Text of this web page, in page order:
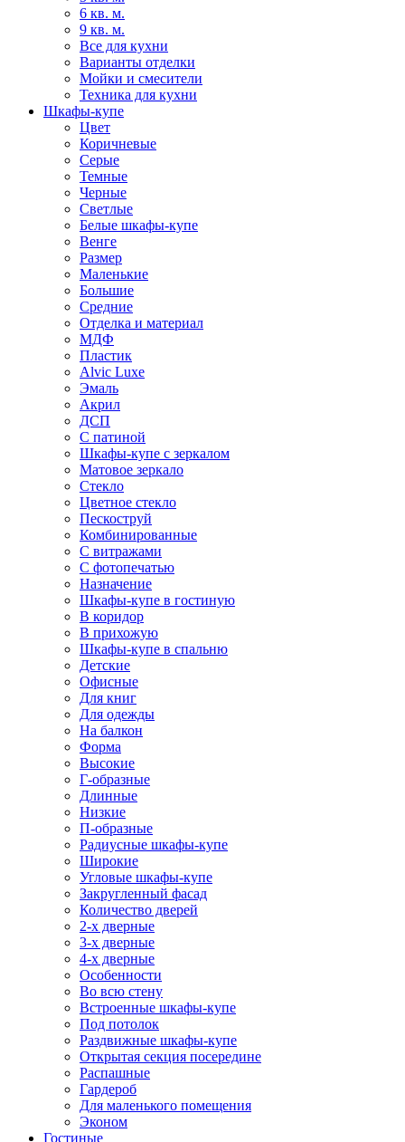
6 кв. м.
9 кв. м.
Все для кухни
Варианты отделки
Мойки и смесители
Техника для кухни
Шкафы-купе
Цвет
Коричневые
Серые
Темные
Черные
Светлые
Белые шкафы-купе
Венге
Размер
Маленькие
Большие
Средние
Отделка и материал
МДФ
Пластик
Alvic Luxe
Эмаль
Акрил
ДСП
С патиной
Шкафы-купе с зеркалом
Матовое зеркало
Стекло
Цветное стекло
Пескоструй
Комбинированные
С витражами
С фотопечатью
Назначение
Шкафы-купе в гостиную
В коридор
В прихожую
Шкафы-купе в спальню
Детские
Офисные
Для книг
Для одежды
На балкон
Форма
Высокие
Г-образные
Длинные
Низкие
П-образные
Радиусные шкафы-купе
Широкие
Угловые шкафы-купе
Закругленный фасад
Количество дверей
2-х дверные
3-х дверные
4-х дверные
Особенности
Во всю стену
Встроенные шкафы-купе
Под потолок
Раздвижные шкафы-купе
Открытая секция посередине
Распашные
Гардероб
Для маленького помещения
Эконом
Гостиные